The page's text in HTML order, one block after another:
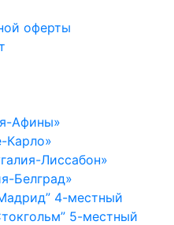
оферты
Афины»
Карло»
Лиссабон»
Белград»
4-местный
5-местный